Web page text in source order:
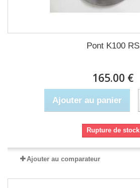
Pont K100 RS
165.00 €
Ajouter au panier
Rupture de stock
Ajouter au comparateur